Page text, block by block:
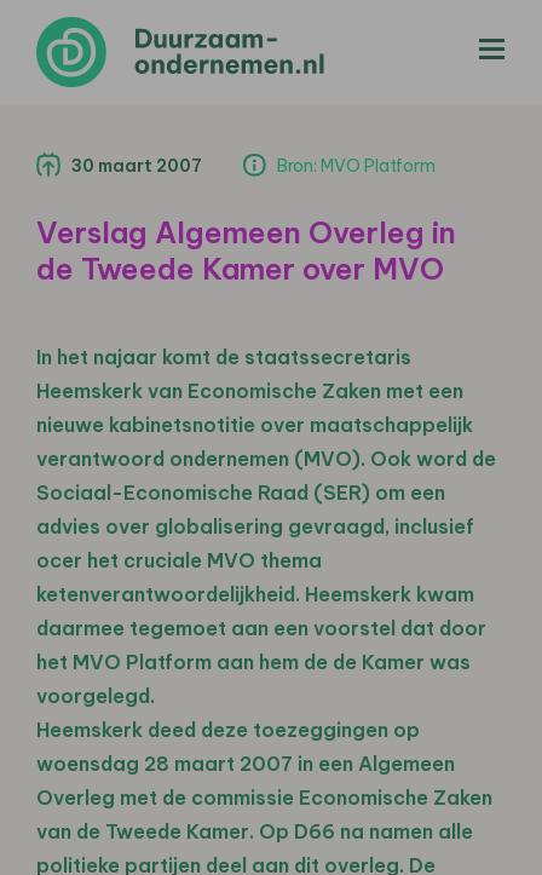
30 maart 2007 Bron: MVO Platform
Verslag Algemeen Overleg in
de Tweede Kamer over MVO
In het najaar komt de staatssecretaris
Heemskerk van Economische Zaken met een
nieuwe kabinetsnotitie over maatschappelijk
verantwoord ondernemen (MVO). Ook word de
Sociaal-Economische Raad (SER) om een
advies over globalisering gevraagd, inclusief
ocer het cruciale MVO thema
ketenverantwoordelijkheid. Heemskerk kwam
daarmee tegemoet aan een voorstel dat door
het MVO Platform aan hem de de Kamer was
voorgelegd.
Heemskerk deed deze toezeggingen op
woensdag 28 maart 2007 in een Algemeen
Overleg met de commissie Economische Zaken
van de Tweede Kamer. Op D66 na namen alle
politieke partijen deel aan dit overleg. De